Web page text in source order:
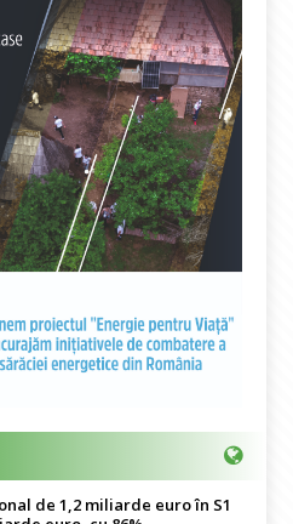
de 1,2 miliarde euro în S1